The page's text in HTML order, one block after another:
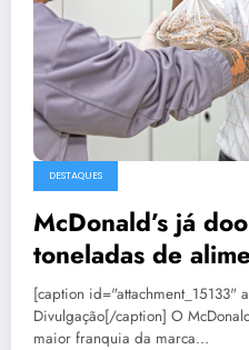
DESTAQUES
McDonald’s já
toneladas de
[caption
Divulgação[/caption] O
maior franquia da marca…